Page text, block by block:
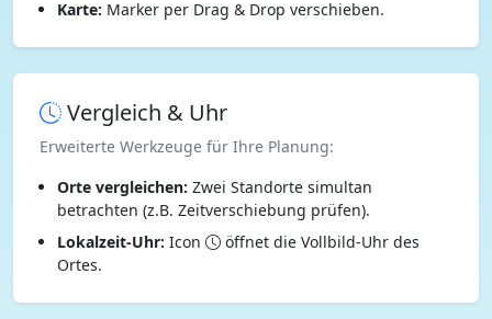
Karte: Marker per Drag & Drop verschieben.
Vergleich & Uhr
Erweiterte Werkzeuge für Ihre Planung:
Orte vergleichen: Zwei Standorte simultan
betrachten (z.B. Zeitverschiebung prüfen).
Lokalzeit-Uhr: Icon
öffnet die Vollbild-Uhr des
Ortes.